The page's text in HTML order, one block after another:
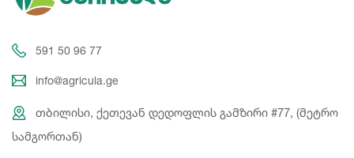
591 50 96 77
info@agricula.ge
თბილისი, ქეთევან დედოფლის გამზირი #77, (მეტრო
სამგორთან)